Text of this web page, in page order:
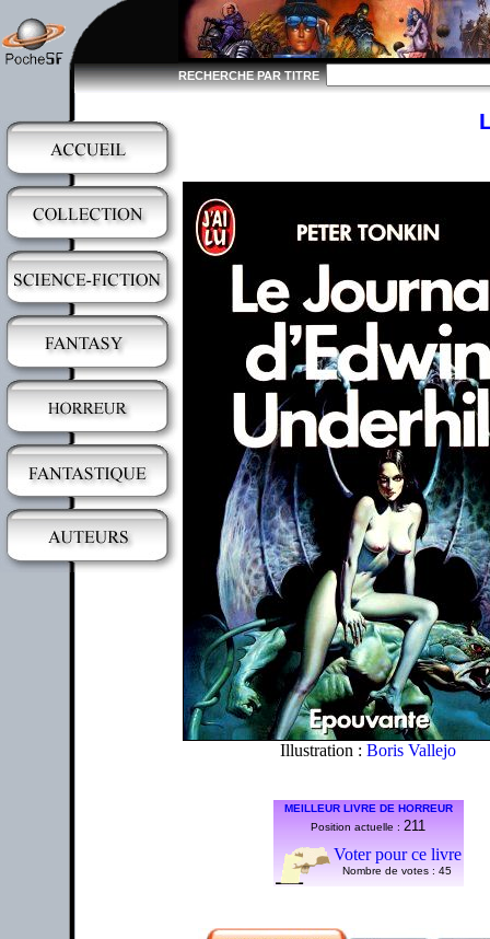
RECHERCHE PAR TITRE
Illustration :Boris Vallejo
MEILLEUR LIVRE DE HORREUR
Position actuelle : 211
Voter pour ce livre
Nombre de votes :45